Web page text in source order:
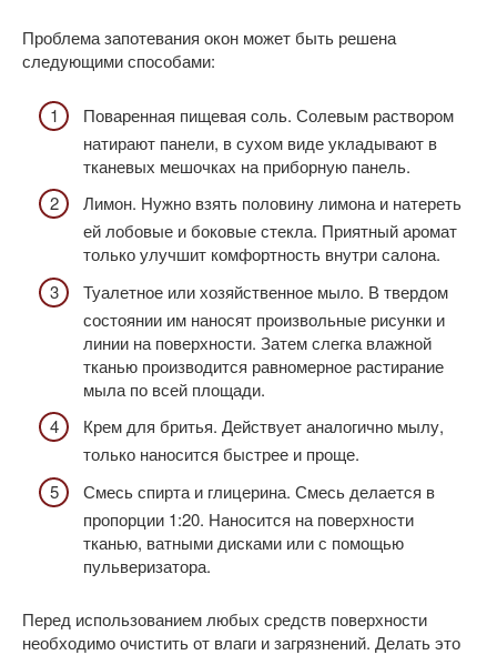
Проблема запотевания окон может быть решена
следующими способами:
Поваренная пищевая соль. Солевым раствором
натирают панели, в сухом виде укладывают в
тканевых мешочках на приборную панель.
Лимон. Нужно взять половину лимона и натереть
ей лобовые и боковые стекла. Приятный аромат
только улучшит комфортность внутри салона.
Туалетное или хозяйственное мыло. В твердом
состоянии им наносят произвольные рисунки и
линии на поверхности. Затем слегка влажной
тканью производится равномерное растирание
мыла по всей площади.
Крем для бритья. Действует аналогично мылу,
только наносится быстрее и проще.
Смесь спирта и глицерина. Смесь делается в
пропорции 1:20. Наносится на поверхности
тканью, ватными дисками или с помощью
пульверизатора.
Перед использованием любых средств поверхности
необходимо очистить от влаги и загрязнений. Делать это